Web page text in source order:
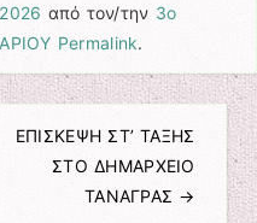
από τον/την 3ο
Permalink.
ΕΠΙΣΚΕΨΗ ΣΤ’ ΤΑΞΗΣ
ΣΤΟ ΔΗΜΑΡΧΕΙΟ
ΤΑΝΑΓΡΑΣ →